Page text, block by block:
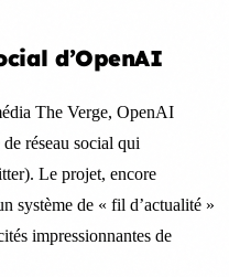
d’OpenAI
The Verge, OpenAI
réseau social qui
Le projet, encore
système de « fil d’actualité »
impressionnantes de